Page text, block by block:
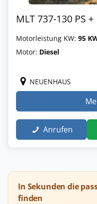
MLT 737-130 PS +
Motorleistung KW: 95
Motor: Diesel
NEUENHAUS
Anrufen
In Sekunden die
finden